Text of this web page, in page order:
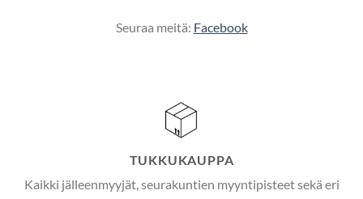
Seuraa meitä: Facebook
TUKKUKAUPPA
Kaikki jälleenmyyjät, seurakuntien myyntipisteet sekä eri